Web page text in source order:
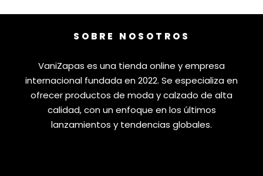
SOBRE NOSOTROS
VaniZapas es una tienda online y empresa
internacional fundada en 2022. Se especializa en
ofrecer productos de moda y calzado de alta
calidad, con un enfoque en los últimos
lanzamientos y tendencias globales.